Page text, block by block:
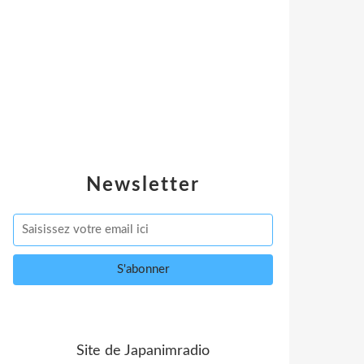
Newsletter
Site de Japanimradio